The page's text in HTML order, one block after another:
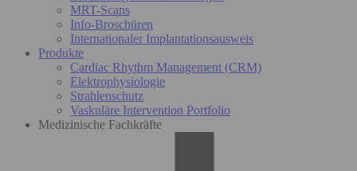
MRT-Scans
Info-Broschüren
Internationaler Implantationsausweis
Produkte
Cardiac Rhythm Management (CRM)
Elektrophysiologie
Strahlenschutz
Vaskuläre Intervention Portfolio
Medizinische Fachkräfte